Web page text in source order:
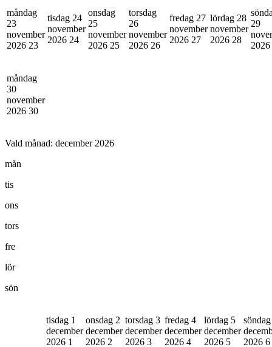
måndag
23
november
2026 23
tisdag 24
november
2026 24
onsdag
25
november
2026 25
torsdag
26
november
2026 26
fredag 27
november
2026 27
lördag 28
november
2026 28
29
2026
måndag
30
november
2026 30
Vald månad: december 2026
mån
tis
ons
tors
fre
lör
sön
tisdag 1
december
2026 1
onsdag 2
december
2026 2
torsdag 3
december
2026 3
fredag 4
december
2026 4
lördag 5
december
2026 5
2026 6